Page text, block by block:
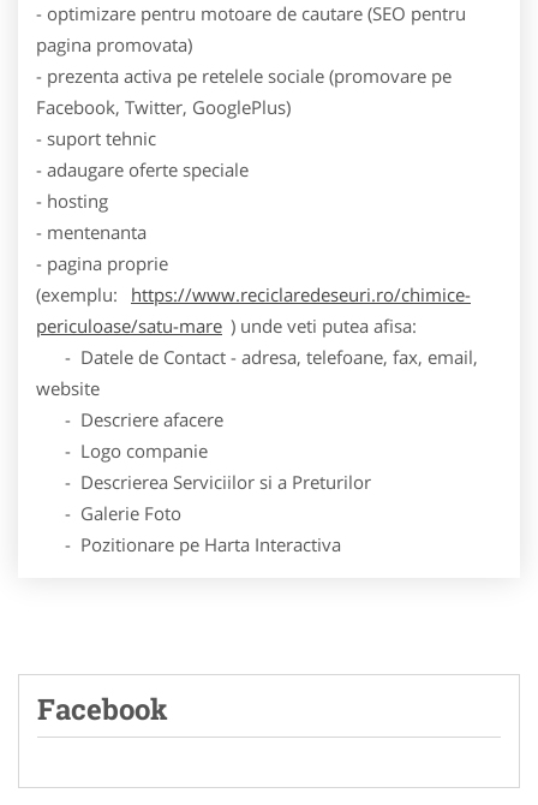
- optimizare pentru motoare de cautare (SEO pentru
pagina promovata)
- prezenta activa pe retelele sociale (promovare pe
Facebook, Twitter, GooglePlus)
- suport tehnic
- adaugare oferte speciale
- hosting
- mentenanta
- pagina proprie
(exemplu:
https://www.reciclaredeseuri.ro/chimice-
periculoase/satu-mare ) unde veti putea afisa:
- Datele de Contact - adresa, telefoane, fax, email,
website
- Descriere afacere
- Logo companie
- Descrierea Serviciilor si a Preturilor
- Galerie Foto
- Pozitionare pe Harta Interactiva
Facebook